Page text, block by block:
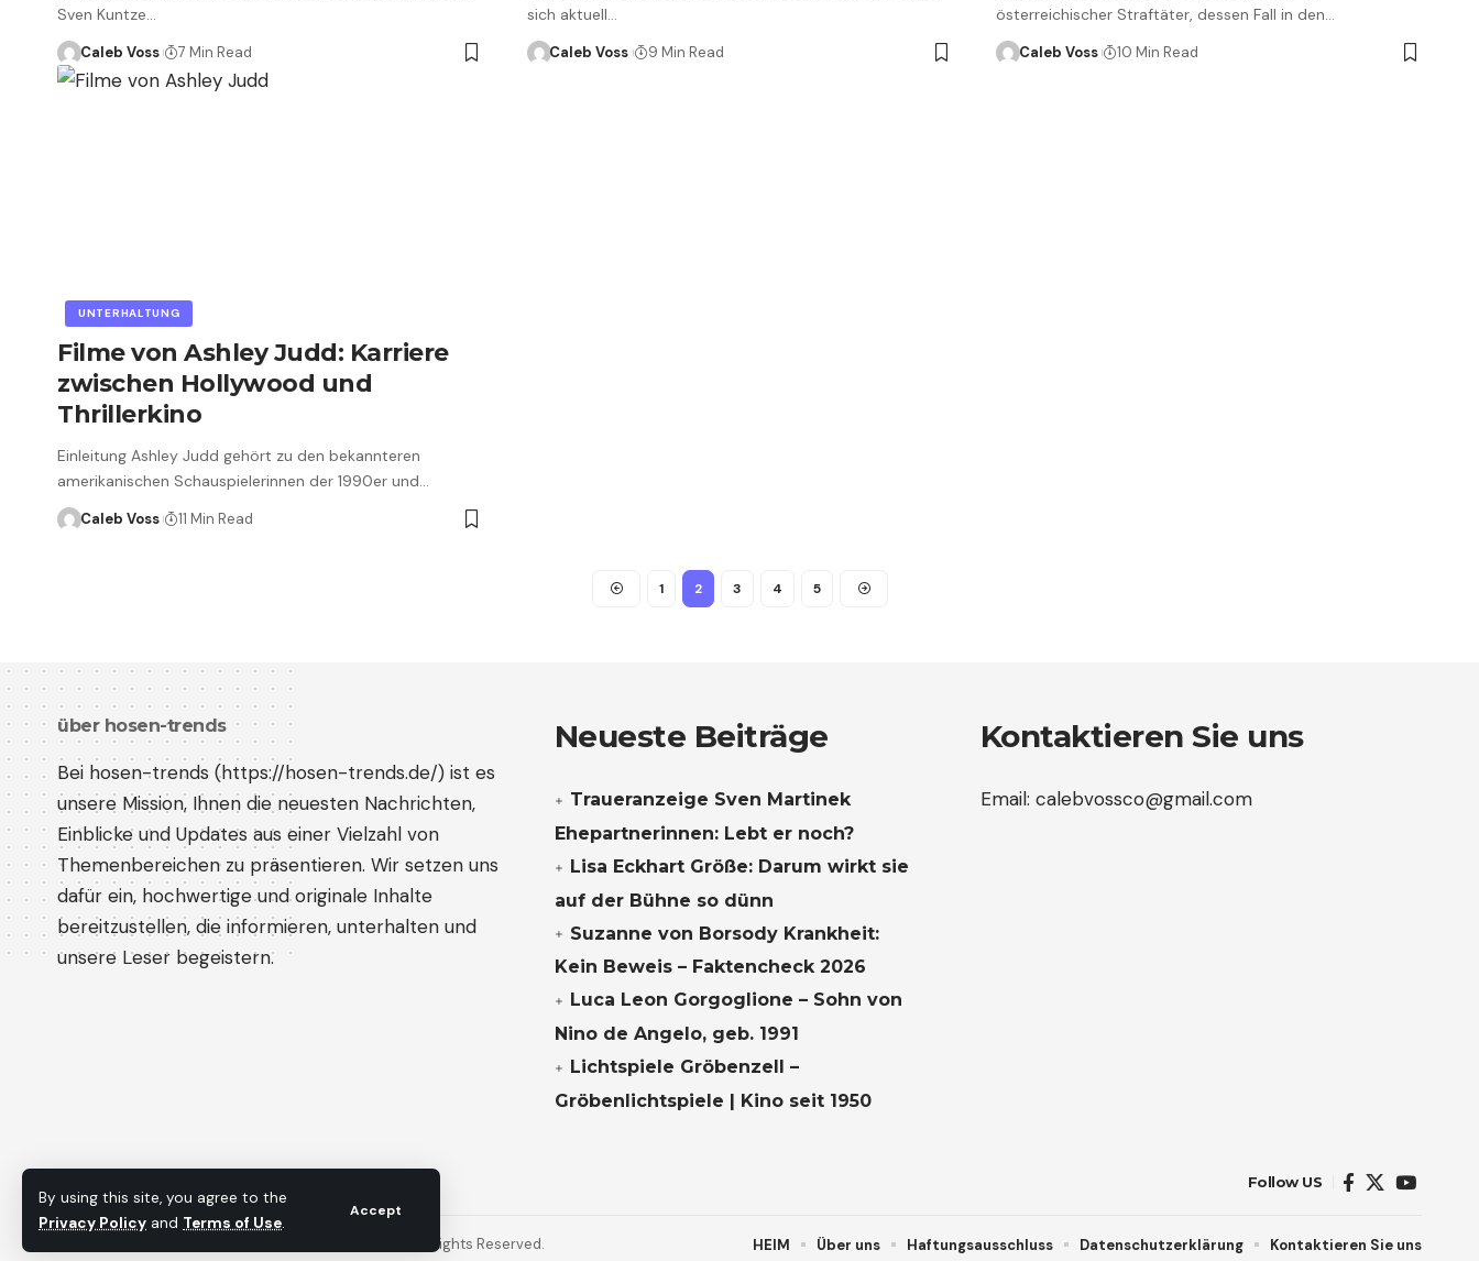
By using this site, you agree to the
Privacy Policy and Terms of Use.
Accept
Sven Kuntze…
Caleb Voss 7 Min Read
sich aktuell…
Caleb Voss 9 Min Read
österreichischer Straftäter, dessen Fall in den…
Caleb Voss 10 Min Read
UNTERHALTUNG
Filme von Ashley Judd: Karriere
zwischen Hollywood und
Thrillerkino
Einleitung Ashley Judd gehört zu den bekannteren
amerikanischen Schauspielerinnen der 1990er und…
Caleb Voss 11 Min Read
1 2 3 4 5
über hosen-trends
Bei hosen-trends (https://hosen-trends.de/) ist es
unsere Mission, Ihnen die neuesten Nachrichten,
Einblicke und Updates aus einer Vielzahl von
Themenbereichen zu präsentieren. Wir setzen uns
dafür ein, hochwertige und originale Inhalte
bereitzustellen, die informieren, unterhalten und
unsere Leser begeistern.
Neueste Beiträge
Traueranzeige Sven Martinek
Ehepartnerinnen: Lebt er noch?
Lisa Eckhart Größe: Darum wirkt sie
auf der Bühne so dünn
Suzanne von Borsody Krankheit:
Kein Beweis – Faktencheck 2026
Luca Leon Gorgoglione – Sohn von
Nino de Angelo, geb. 1991
Lichtspiele Gröbenzell –
Gröbenlichtspiele | Kino seit 1950
Kontaktieren Sie uns
Email: calebvossco@gmail.com
Follow US
© 2022 Foxiz News Network. Ruby Design Company. All Rights Reserved. HEIM Über uns Haftungsausschluss Datenschutzerklärung Kontaktieren Sie uns